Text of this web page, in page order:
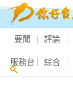
要聞 評論
服務台 綜合